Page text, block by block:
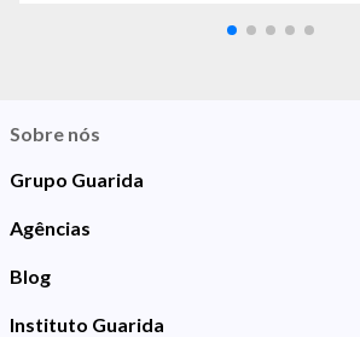
Sobre nós
Grupo Guarida
Agências
Blog
Instituto Guarida